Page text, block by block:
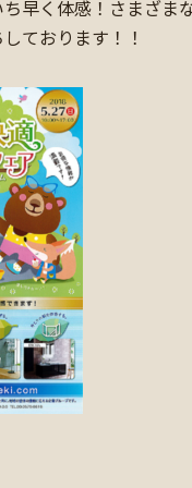
早く体感！さまざま
ております！！